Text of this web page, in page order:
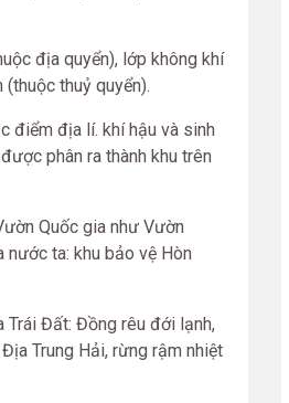
địa quyển), lớp không khí
thuỷ quyển).
điểm địa lí. khí hậu và sinh
phân ra thành khu trên
Quốc gia như Vườn
nước ta: khu bảo vệ Hòn
Trái Đất: Đồng rêu đới lạnh,
Trung Hải, rừng rậm nhiệt